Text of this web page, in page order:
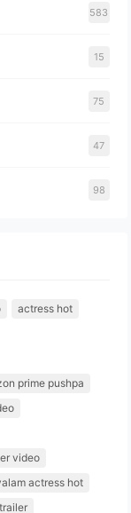
583
15
75
47
98
actress hot
prime pushpa
video
actress hot